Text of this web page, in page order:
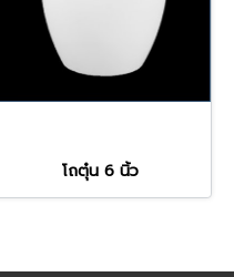
โถตุ๋น 6 นิ้ว